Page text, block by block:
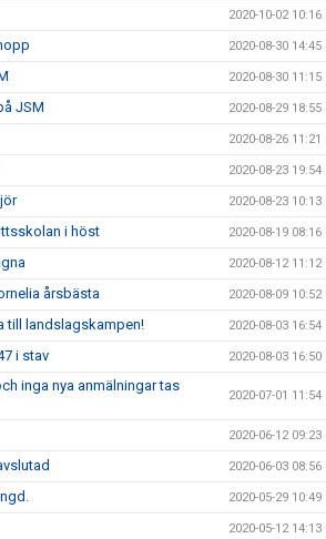
2020-10-02 10:16
2020-08-30 14:45
2020-08-30 11:15
JSM 2020-08-29 18:55
2020-08-26 11:21
2020-08-23 19:54
2020-08-23 10:13
i höst 2020-08-19 08:16
2020-08-12 11:12
årsbästa 2020-08-09 10:52
till landslagskampen! 2020-08-03 16:54
i stav 2020-08-03 16:50
inga nya anmälningar tas
2020-07-01 11:54
2020-06-12 09:23
2020-06-03 08:56
2020-05-29 10:49
2020-05-12 14:13